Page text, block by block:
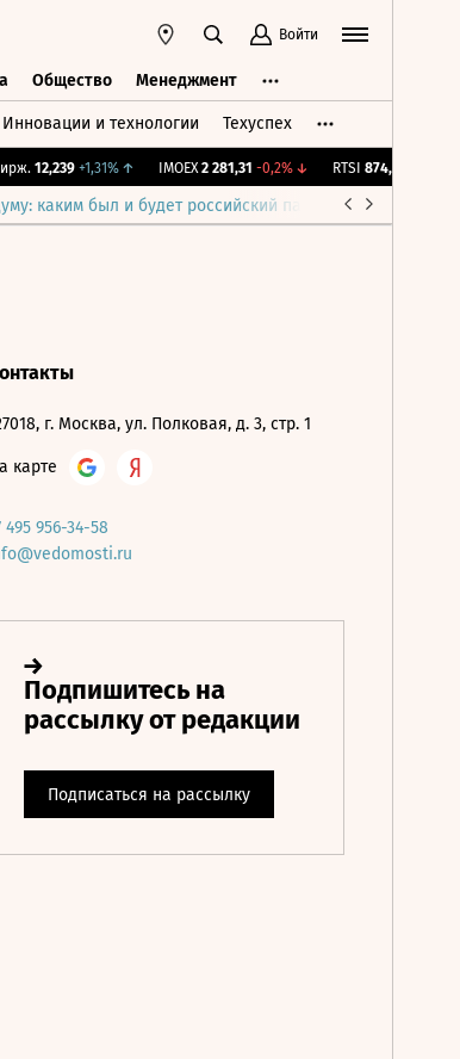
Войти
Общество Менеджмент
Инновации и технологии Техуспех
12,239 +1,31%↑ IMOEX 2 281,31 -0,2%↓ RTSI 874,64
каким был и будет российский парламент
г. Москва, ул. Полковая, д. 3, стр. 1
карте
495 956-34-58